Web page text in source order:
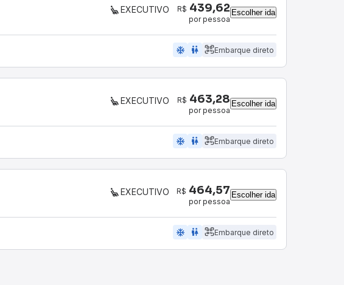
EXECUTIVO R$ 439,62
por pessoa
Escolher ida
ac_unit wc Embarque direto
EXECUTIVO R$ 463,28
por pessoa
Escolher ida
ac_unit wc Embarque direto
EXECUTIVO R$ 464,57
por pessoa
Escolher ida
ac_unit wc Embarque direto